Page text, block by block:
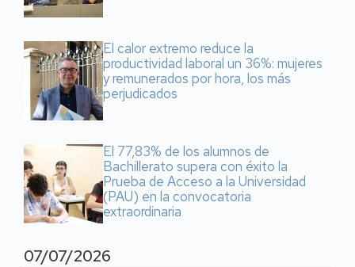
El calor extremo reduce la
productividad laboral un 36%: mujeres
y remunerados por hora, los más
perjudicados
El 77,83% de los alumnos de
Bachillerato supera con éxito la
Prueba de Acceso a la Universidad
(PAU) en la convocatoria
extraordinaria
07/07/2026